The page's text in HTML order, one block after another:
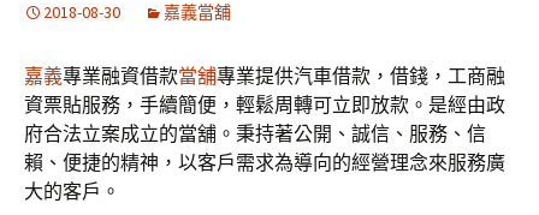
2018-08-30 嘉義當舖
嘉義專業融資借款當舖專業提供汽車借款，借錢，工商融
資票貼服務，手續簡便，輕鬆周轉可立即放款。是經由政
府合法立案成立的當舖。秉持著公開、誠信、服務、信
賴、便捷的精神，以客戶需求為導向的經營理念來服務廣
大的客戶。